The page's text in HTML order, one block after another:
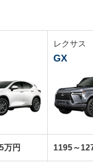
万円
レクサス
GX
1195～